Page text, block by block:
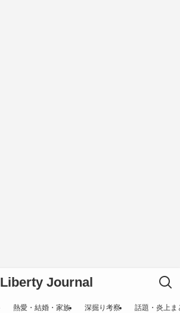
Liberty Journal
熱愛・結婚・家族 深掘り考察 話題・炎上ま